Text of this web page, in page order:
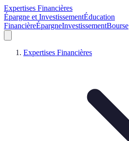
Expertises Financières
Épargne et InvestissementÉducation
FinancièreÉpargneInvestissementBourse
Expertises Financières